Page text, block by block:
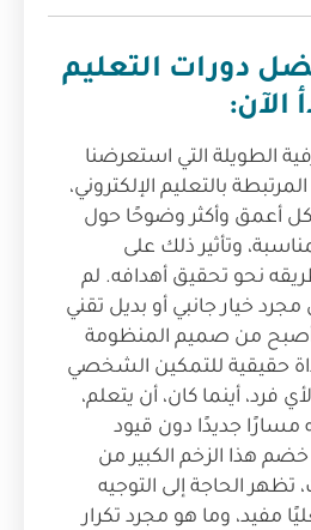
دورات التعليم
الآن:
الطويلة التي استعرضنا
بالتعليم الإلكتروني،
أعمق وأكثر وضوحًا حول
وتأثير ذلك على
نحو تحقيق أهدافه. لم
مجرد خيار جانبي أو بديل تقني
أصبح من صميم المنظومة
حقيقية للتمكين الشخصي
فرد، أينما كان، أن يتعلم،
جديدًا دون قيود
هذا الزخم الكبير من
الحاجة إلى التوجيه
مفيد، وما هو مجرد تكرار